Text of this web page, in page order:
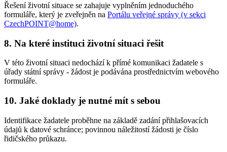
Řešení životní situace se zahajuje vyplněním jednoduchého
formuláře, který je zveřejněn na Portálu veřejné správy (v sekci
CzechPOINT@home).
8. Na které instituci životní situaci řešit
V této životní situaci nedochází k přímé komunikaci žadatele s
úřady státní správy - žádost je podávána prostřednictvím webového
formuláře.
10. Jaké doklady je nutné mít s sebou
Identifikace žadatele proběhne na základě zadání přihlašovacích
údajů k datové schránce; povinnou náležitostí žádosti je číslo
řidičského průkazu.